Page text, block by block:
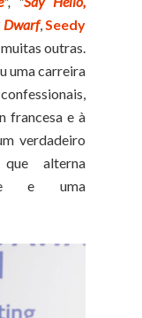
Dwarf,Seedy
outras.
uma carreira
francesa e à
verdadeiro
alterna
e uma